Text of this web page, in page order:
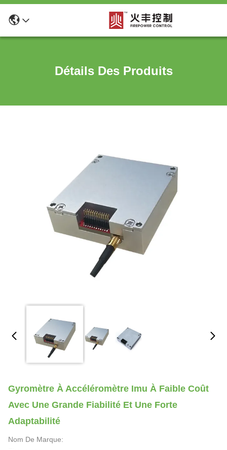
Détails Des Produits
Gyromètre À Accéléromètre Imu À Faible Coût
Avec Une Grande Fiabilité Et Une Forte
Adaptabilité
Nom De Marque: